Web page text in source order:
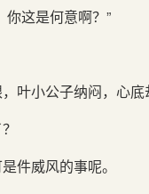
你这是何意啊？”
叶小公子纳闷，心底
件威风的事呢。